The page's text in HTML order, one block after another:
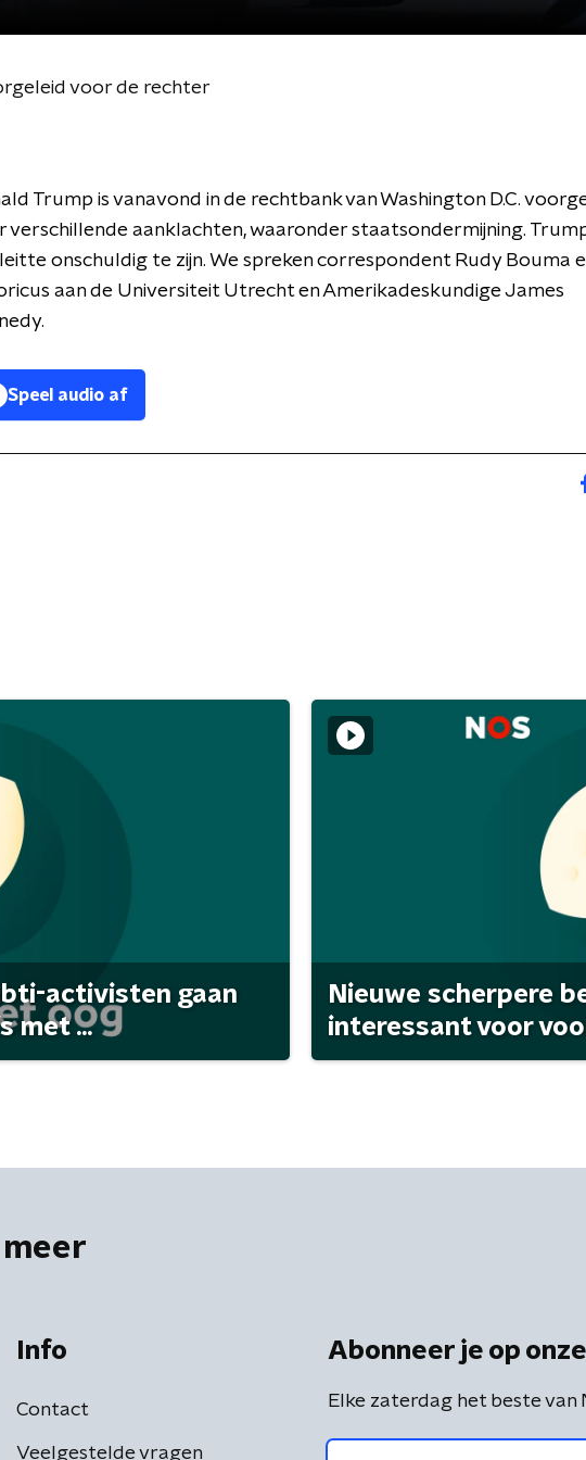
voor de rechter
Trump is vanavond in de rechtbank van Washington D.C.
verschillende aanklachten, waaronder staatsondermijning.
onschuldig te zijn. We spreken correspondent Rudy Bouma
aan de Universiteit Utrecht en Amerikadeskundige James
Speel audio af
activisten gaan
met ...
Nieuwe scherpere
interessant voor
Info
Contact
Veelgestelde vragen
Abonneer je op
Elke zaterdag het beste van